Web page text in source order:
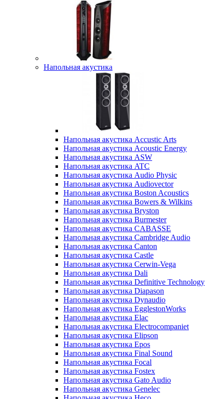
Напольная акустика
Напольная акустика Accustic Arts
Напольная акустика Acoustic Energy
Напольная акустика ASW
Напольная акустика ATC
Напольная акустика Audio Physic
Напольная акустика Audiovector
Напольная акустика Boston Acoustics
Напольная акустика Bowers & Wilkins
Напольная акустика Bryston
Напольная акустика Burmester
Напольная акустика CABASSE
Напольная акустика Cambridge Audio
Напольная акустика Canton
Напольная акустика Castle
Напольная акустика Cerwin-Vega
Напольная акустика Dali
Напольная акустика Definitive Technology
Напольная акустика Diapason
Напольная акустика Dynaudio
Напольная акустика EgglestonWorks
Напольная акустика Elac
Напольная акустика Electrocompaniet
Напольная акустика Elipson
Напольная акустика Epos
Напольная акустика Final Sound
Напольная акустика Focal
Напольная акустика Fostex
Напольная акустика Gato Audio
Напольная акустика Genelec